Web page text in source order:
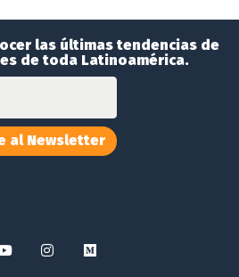
las últimas tendencias de
de toda Latinoamérica.
al Newsletter